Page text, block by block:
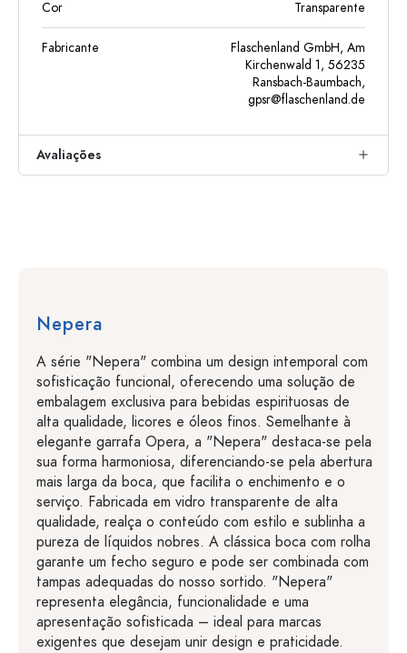
Cor Transparente
Fabricante
Flaschenland GmbH, Am
Kirchenwald 1, 56235
Ransbach-Baumbach,
gpsr@flaschenland.de
Avaliações
Nepera
A série "Nepera" combina um design intemporal com
sofisticação funcional, oferecendo uma solução de
embalagem exclusiva para bebidas espirituosas de
alta qualidade, licores e óleos finos. Semelhante à
elegante garrafa Opera, a "Nepera" destaca-se pela
sua forma harmoniosa, diferenciando-se pela abertura
mais larga da boca, que facilita o enchimento e o
serviço. Fabricada em vidro transparente de alta
qualidade, realça o conteúdo com estilo e sublinha a
pureza de líquidos nobres. A clássica boca com rolha
garante um fecho seguro e pode ser combinada com
tampas adequadas do nosso sortido. "Nepera"
representa elegância, funcionalidade e uma
apresentação sofisticada – ideal para marcas
exigentes que desejam unir design e praticidade.